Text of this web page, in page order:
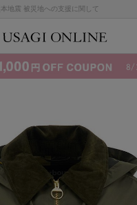
地震 被災地への支援に関して
STYLE
STYLE
F G
M
S U